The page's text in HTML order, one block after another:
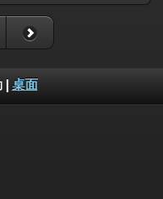
| 桌面